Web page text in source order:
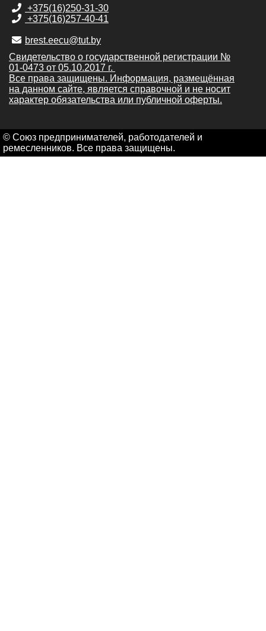
Свидетельство о государственной регистрации №
01-0473 от 05.10.2017 г.
Все права защищены. Информация, размещённая
на данном сайте, является справочной и не носит
характер обязательства или публичной оферты.
+375(16)250-31-30
+375(16)257-40-41
brest.eecu@tut.by
© Cоюз предпринимателей, работодателей и
ремесленников. Все права защищены.